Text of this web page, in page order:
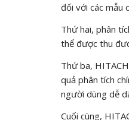
đối với các mẫu
Thứ hai, phân
thể được thu
Thứ ba,
quả phân tích
người dùng dễ
Cuối cùng,